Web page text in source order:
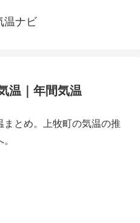
温ナビ
温｜年間気温
まとめ。上牧町の気温の推